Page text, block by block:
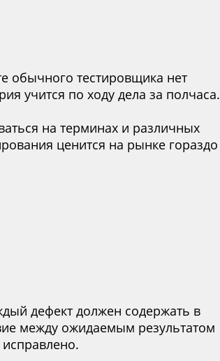
обычного тестировщика нет
учится по ходу дела за полчаса.
на терминах и различных
ценится на рынке гораздо
дефект должен содержать в
между ожидаемым результатом